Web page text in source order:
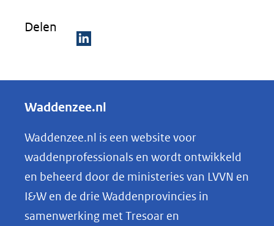
Delen
e
e
n
o
p
Waddenzee.nl
Waddenzee.nl is een website voor
waddenprofessionals en wordt ontwikkeld
en beheerd door de ministeries van LVVN en
I&W en de drie Waddenprovincies in
samenwerking met Tresoar en